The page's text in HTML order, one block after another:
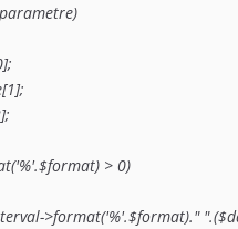
> 0)
>format('%'.$format)."